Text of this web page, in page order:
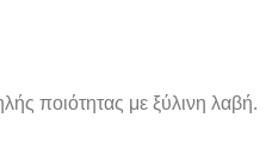
ποιότητας με ξύλινη λαβή.